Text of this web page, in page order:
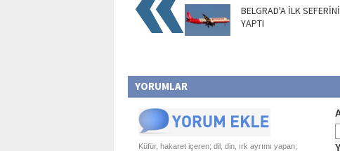
BELGRAD'A İLK SEFERİNİ
YAPTI
YORUMLAR
Küfür, hakaret içeren; dil, din, ırk ayrımı yapan;